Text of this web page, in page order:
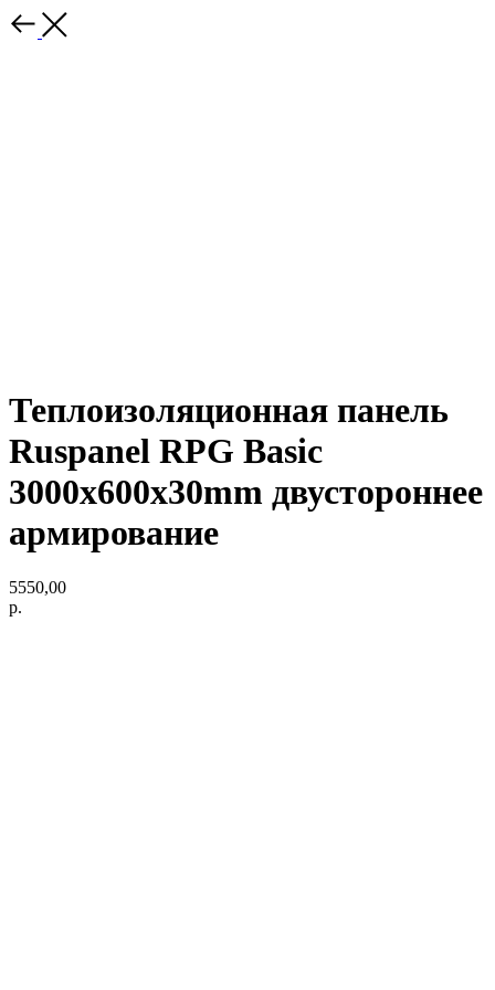
Теплоизоляционная панель
Ruspanel RPG Basic
3000x600x30mm двустороннее
армирование
5550,00
р.